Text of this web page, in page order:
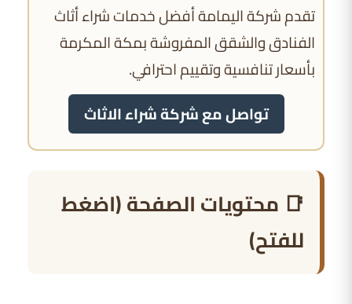
تقدم شركة اليمامة أفضل خدمات شراء أثاث
الفنادق والشقق المفروشة بمكة المكرمة
بأسعار تنافسية وتقييم احترافي.
تواصل مع شركة شراء الاثاث
📑 محتويات الصفحة (اضغط
للفتح)